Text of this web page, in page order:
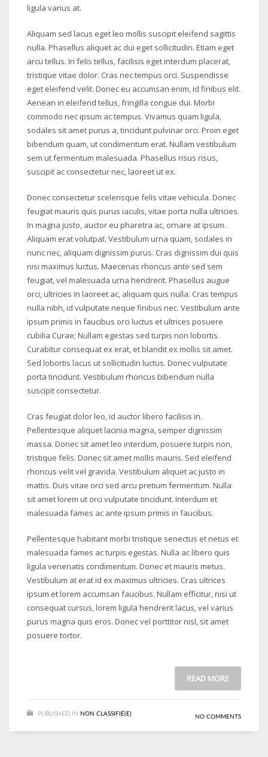
ligula varius at.
Aliquam sed lacus eget leo mollis suscipit eleifend sagittis
nulla. Phasellus aliquet ac dui eget sollicitudin. Etiam eget
arcu tellus. In felis tellus, facilisis eget interdum placerat,
tristique vitae dolor. Cras nec tempus orci. Suspendisse
eget eleifend velit. Donec eu accumsan enim, id finibus elit.
Aenean in eleifend tellus, fringilla congue dui. Morbi
commodo nec ipsum ac tempus. Vivamus quam ligula,
sodales sit amet purus a, tincidunt pulvinar orci. Proin eget
bibendum quam, ut condimentum erat. Nullam vestibulum
sem ut fermentum malesuada. Phasellus risus risus,
suscipit ac consectetur nec, laoreet ut ex.
Donec consectetur scelerisque felis vitae vehicula. Donec
feugiat mauris quis purus iaculis, vitae porta nulla ultricies.
In magna justo, auctor eu pharetra ac, ornare at ipsum.
Aliquam erat volutpat. Vestibulum urna quam, sodales in
nunc nec, aliquam dignissim purus. Cras dignissim dui quis
nisi maximus luctus. Maecenas rhoncus ante sed sem
feugiat, vel malesuada urna hendrerit. Phasellus augue
orci, ultricies in laoreet ac, aliquam quis nulla. Cras tempus
nulla nibh, id vulputate neque finibus nec. Vestibulum ante
ipsum primis in faucibus orci luctus et ultrices posuere
cubilia Curae; Nullam egestas sed turpis non lobortis.
Curabitur consequat ex erat, et blandit ex mollis sit amet.
Sed lobortis lacus ut sollicitudin luctus. Donec vulputate
porta tincidunt. Vestibulum rhoncus bibendum nulla
suscipit consectetur.
Cras feugiat dolor leo, id auctor libero facilisis in.
Pellentesque aliquet lacinia magna, semper dignissim
massa. Donec sit amet leo interdum, posuere turpis non,
tristique felis. Donec sit amet mollis mauris. Sed eleifend
rhoncus velit vel gravida. Vestibulum aliquet ac justo in
mattis. Duis vitae orci sed arcu pretium fermentum. Nulla
sit amet lorem ut orci vulputate tincidunt. Interdum et
malesuada fames ac ante ipsum primis in faucibus.
Pellentesque habitant morbi tristique senectus et netus et
malesuada fames ac turpis egestas. Nulla ac libero quis
ligula venenatis condimentum. Donec et mauris metus.
Vestibulum at erat id ex maximus ultricies. Cras ultrices
ipsum et lorem accumsan faucibus. Nullam efficitur, nisi ut
consequat cursus, lorem ligula hendrerit lacus, vel varius
purus magna quis eros. Donec vel porttitor nisl, sit amet
posuere tortor.
READ MORE
PUBLISHED IN NON CLASSIFIÉ(E) NO COMMENTS